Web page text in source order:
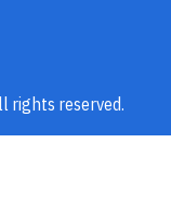
rights reserved.